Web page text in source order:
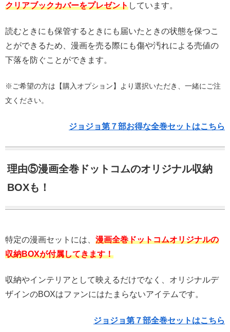
クリアブックカバーをプレゼントしています。
読むときにも保管するときにも届いたときの状態を保つこ
とができるため、漫画を売る際にも傷や汚れによる売値の
下落を防ぐことができます。
※ご希望の方は【購入オプション】より選択いただき、一緒にご注
文ください。
ジョジョ第７部お得な全巻セットはこちら
理由⑤漫画全巻ドットコムのオリジナル収納
BOXも！
特定の漫画セットには、 漫画全巻ドットコムオリジナルの
収納BOXが付属してきます！
収納やインテリアとして映えるだけでなく、オリジナルデ
ザインのBOXはファンにはたまらないアイテムです。
ジョジョ第７部全巻セットはこちら